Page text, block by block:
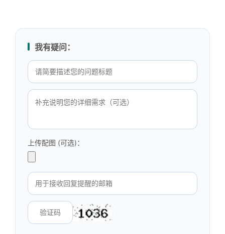
我有疑问：
上传配图 (可选)：